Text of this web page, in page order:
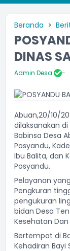
Beranda
DINAS
Admin Desa
Abuan,20/10/
dilaksanakan di
Babinsa Desa
Posyandu,
Ibu Balita, dan
Posyandu.
Pelayanan
Pengkuran
pengukuran
bidan Desa
Kesehatan
Bertempat di
Kehadiran Bayi